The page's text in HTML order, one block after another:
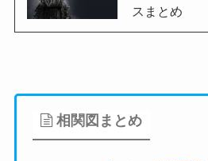
スまとめ
相関図まとめ